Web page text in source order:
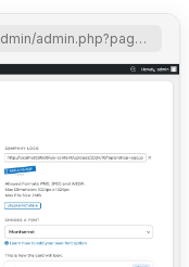
https://www.repairplugin.com/wp-admin/admin.php?page=wp_repair_settings&section=styling